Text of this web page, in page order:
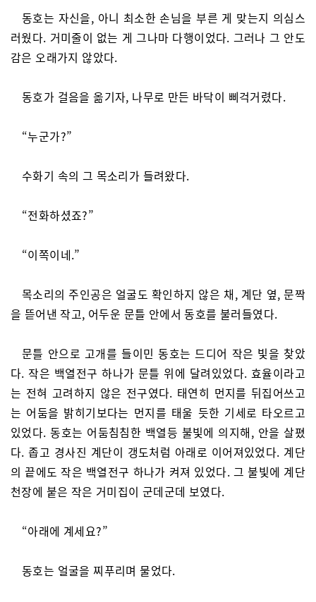
동호는 자신을, 아니 최소한 손님을 부른 게 맞는지 의심스
러웠다. 거미줄이 없는 게 그나마 다행이었다. 그러나 그 안도
감은 오래가지 않았다.
동호가 걸음을 옮기자, 나무로 만든 바닥이 삐걱거렸다.
“누군가?”
수화기 속의 그 목소리가 들려왔다.
“전화하셨죠?”
“이쪽이네.”
목소리의 주인공은 얼굴도 확인하지 않은 채, 계단 옆, 문짝
을 뜯어낸 작고, 어두운 문틀 안에서 동호를 불러들였다.
문틀 안으로 고개를 들이민 동호는 드디어 작은 빛을 찾았
다. 작은 백열전구 하나가 문틀 위에 달려있었다. 효율이라고
는 전혀 고려하지 않은 전구였다. 태연히 먼지를 뒤집어쓰고
는 어둠을 밝히기보다는 먼지를 태울 듯한 기세로 타오르고
있었다. 동호는 어둠침침한 백열등 불빛에 의지해, 안을 살폈
다. 좁고 경사진 계단이 갱도처럼 아래로 이어져있었다. 계단
의 끝에도 작은 백열전구 하나가 켜져 있었다. 그 불빛에 계단
천장에 붙은 작은 거미집이 군데군데 보였다.
“아래에 계세요?”
동호는 얼굴을 찌푸리며 물었다.